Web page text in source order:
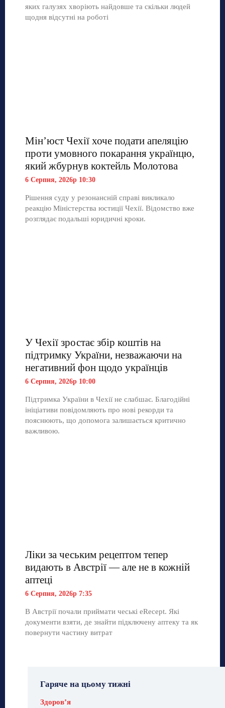
яких галузях хворіють найдовше та скільки людей
щодня відсутні на роботі
Мін’юст Чехії хоче подати апеляцію
проти умовного покарання українцю,
який жбурнув коктейль Молотова
6 Серпня, 2026р 10:30
Рішення суду у резонансній справі викликало
реакцію Міністерства юстиції Чехії. Відомство вже
розглядає подальші юридичні кроки.
У Чехії зростає збір коштів на
підтримку України, незважаючи на
негативний фон щодо українців
6 Серпня, 2026р 10:00
Підтримка України в Чехії не слабшає. Благодійні
ініціативи повідомляють про нові рекорди та
пояснюють, що допомога залишається критично
важливою.
Ліки за чеським рецептом тепер
видають в Австрії — але не в кожній
аптеці
6 Серпня, 2026р 7:35
В Австрії почали приймати чеські eRecept. Які
документи взяти, де знайти підключену аптеку та як
повернути частину витрат
Гаряче на цьому тижні
Здоровʼя